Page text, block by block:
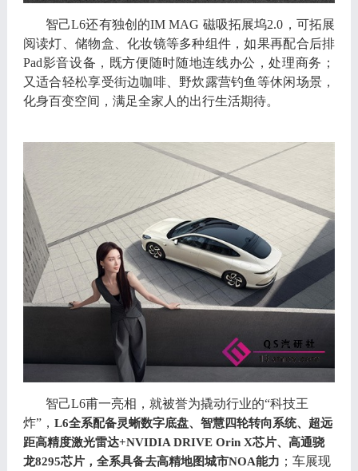
智己L6还有独创的IM MAG 磁吸拓展坞2.0， 可拓展
阅读灯 、储物盒 、化妆镜等多种组件 ，如果再配合后排
Pad影音设备 ， 既方便随时随地连线办公 ，处理商务 ；
又适合轻松享受街边咖啡、 野炊露营钓鱼等休闲场景 ，
化身百变空间 ， 满足全家人的出行生活期待。
智己L6甫一亮相 ， 就被誉为撬动行业的“科技王
炸”， L6全系配备灵蜥数字底盘、 智慧四轮转向系统、 超远
距高精度激光雷达+NVIDIA DRIVE Orin X芯片、 高通骁
龙8295芯片， 全系具备去高精地图城市NOA能力 ； 车展现